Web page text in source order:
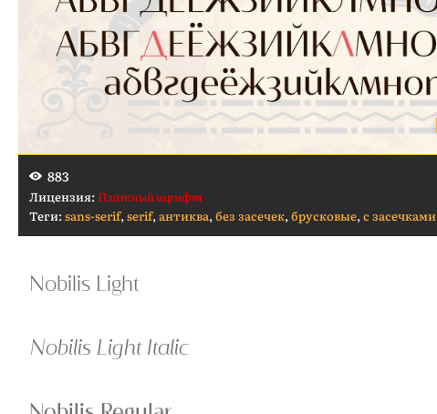
883
Лицензия:Платный шрифт
Теги:sans-serif,serif,антиква,без засечек,брусковые,с засечками